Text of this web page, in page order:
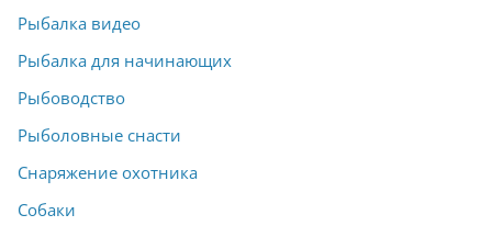
Рыбалка видео
Рыбалка для начинающих
Рыбоводство
Рыболовные снасти
Снаряжение охотника
Собаки